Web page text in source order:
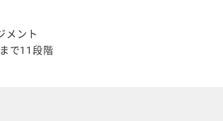
メント
で11段階